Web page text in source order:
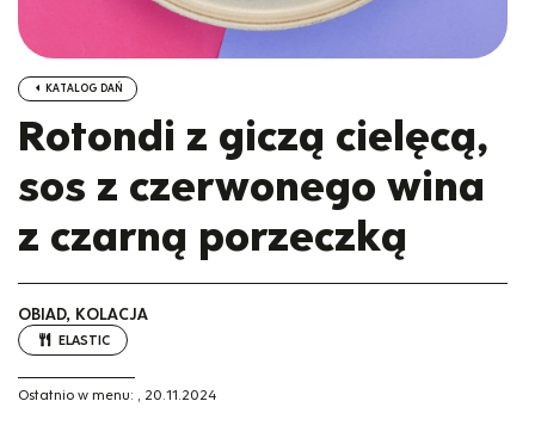
KATALOG DAŃ
Rotondi z giczą cielęcą,
sos z czerwonego wina
z czarną porzeczką
OBIAD, KOLACJA
ELASTIC
Ostatnio w menu: , 20.11.2024